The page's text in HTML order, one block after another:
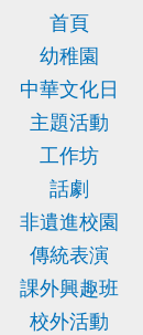
首頁
幼稚園
中華文化日
主題活動
工作坊
話劇
非遺進校園
傳統表演
課外興趣班
校外活動